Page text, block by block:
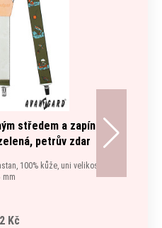
středem a zapínáním
petrův zdar
100% kůže, uni velikost, šíře
mm
Kč